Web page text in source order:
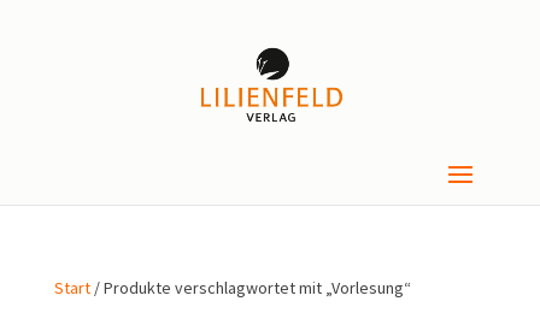
Start/ Produkte verschlagwortet mit „Vorlesung“